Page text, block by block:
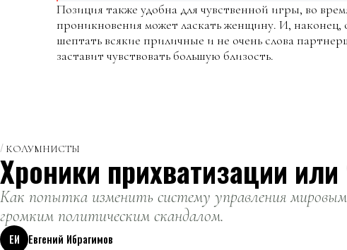
Позиция также удобна для чувственной игры, во
проникновения может ласкать женщину. И, наконец,
шептать всякие приличные и не очень слова
заставит чувствовать большую близость.
КОЛУМНИСТЫ
Хроники прихватизации
Как попытка изменить систему управления
громким политическим скандалом.
ЕИ
Евгений Ибрагимов